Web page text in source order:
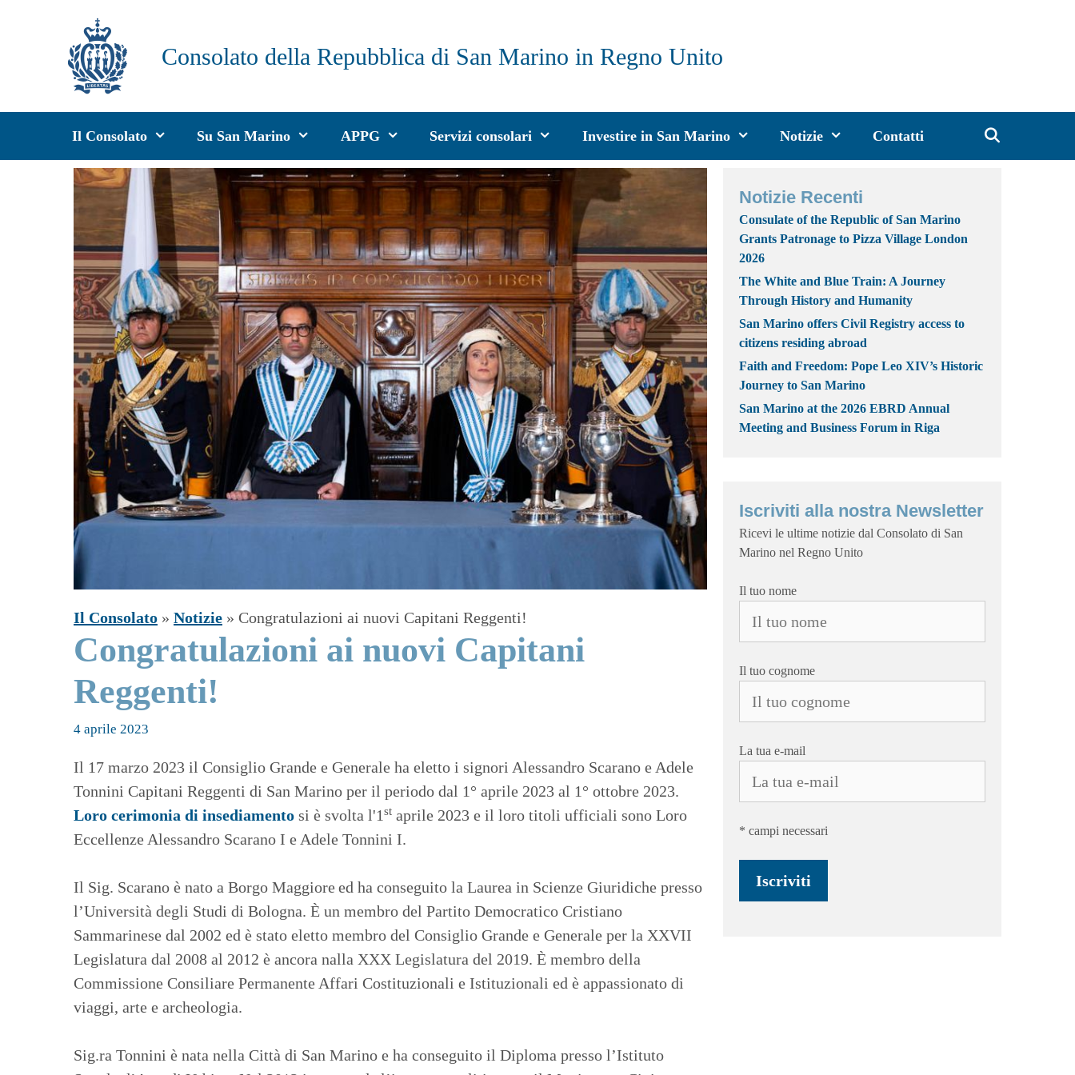
Consolato della Repubblica di San Marino in Regno Unito
Il Consolato Su San Marino APPG Servizi consolari Investire in San Marino Notizie Contatti
Il Consolato » Notizie » Congratulazioni ai nuovi Capitani Reggenti!
Congratulazioni ai nuovi Capitani
Reggenti!
4 aprile 2023
Il 17 marzo 2023 il Consiglio Grande e Generale ha eletto i signori Alessandro Scarano e Adele
Tonnini Capitani Reggenti di San Marino per il periodo dal 1° aprile 2023 al 1° ottobre 2023.
Loro cerimonia di insediamento si è svolta l'1 st aprile 2023 e il loro titoli ufficiali sono Loro
Eccellenze Alessandro Scarano I e Adele Tonnini I.
Il Sig. Scarano è nato a Borgo Maggioreed ha conseguito la Laurea in Scienze Giuridiche presso
l’Università degli Studi di Bologna. È un membro del Partito Democratico Cristiano
Sammarinese dal 2002 ed è stato eletto membro del Consiglio Grande e Generale per la XXVII
Legislatura dal 2008 al 2012 è ancora nalla XXX Legislatura del 2019. È membro della
Commissione Consiliare Permanente Affari Costituzionali e Istituzionali ed è appassionato di
viaggi, arte e archeologia.
Sig.ra Tonnini è nata nella Città di San Marino e ha conseguito il Diploma presso l’Istituto
Notizie Recenti
Consulate of the Republic of San Marino
Grants Patronage to Pizza Village London
2026
The White and Blue Train: A Journey
Through History and Humanity
San Marino offers Civil Registry access to
citizens residing abroad
Faith and Freedom: Pope Leo XIV’s Historic
Journey to San Marino
San Marino at the 2026 EBRD Annual
Meeting and Business Forum in Riga
Iscriviti alla nostra Newsletter
Ricevi le ultime notizie dal Consolato di San
Marino nel Regno Unito
Il tuo nome
Il tuo cognome
La tua e-mail
* campi necessari